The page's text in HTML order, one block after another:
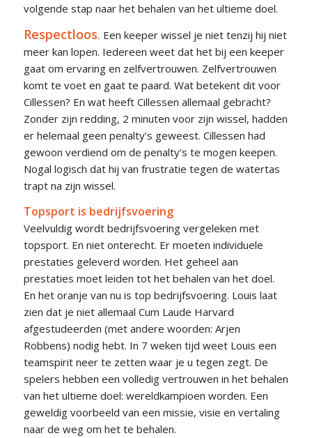
volgende stap naar het behalen van het ultieme doel.
Respectloos. Een keeper wissel je niet tenzij hij niet
meer kan lopen. Iedereen weet dat het bij een keeper
gaat om ervaring en zelfvertrouwen. Zelfvertrouwen
komt te voet en gaat te paard. Wat betekent dit voor
Cillessen? En wat heeft Cillessen allemaal gebracht?
Zonder zijn redding, 2 minuten voor zijn wissel, hadden
er helemaal geen penalty’s geweest. Cillessen had
gewoon verdiend om de penalty’s te mogen keepen.
Nogal logisch dat hij van frustratie tegen de watertas
trapt na zijn wissel.
Topsport is bedrijfsvoering
Veelvuldig wordt bedrijfsvoering vergeleken met
topsport. En niet onterecht. Er moeten individuele
prestaties geleverd worden. Het geheel aan
prestaties moet leiden tot het behalen van het doel.
En het oranje van nu is top bedrijfsvoering. Louis laat
zien dat je niet allemaal Cum Laude Harvard
afgestudeerden (met andere woorden: Arjen
Robbens) nodig hebt. In 7 weken tijd weet Louis een
teamspirit neer te zetten waar je u tegen zegt. De
spelers hebben een volledig vertrouwen in het behalen
van het ultieme doel: wereldkampioen worden. Een
geweldig voorbeeld van een missie, visie en vertaling
naar de weg om het te behalen.